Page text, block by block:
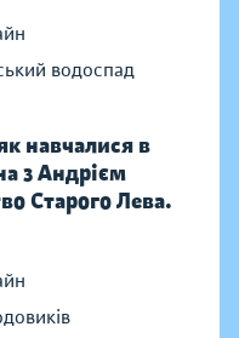
водоспад
навчалися в
з Андрієм
Старого Лева.